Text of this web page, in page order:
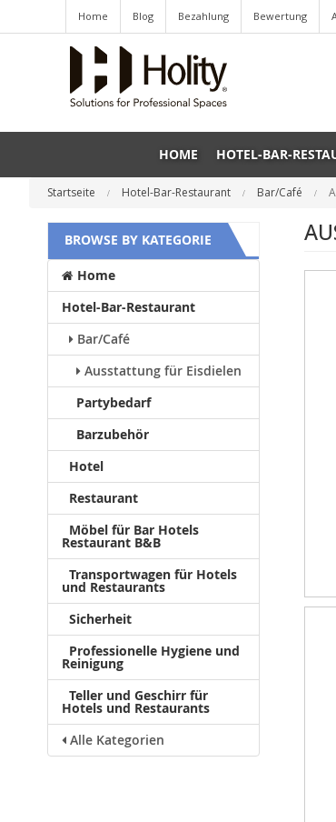
Home Blog Bezahlung Bewertung
HOME HOTEL-BAR-
Startseite Hotel-Bar-Restaurant Bar/Café
BROWSE BY KATEGORIE
Home
Hotel-Bar-Restaurant
Bar/Café
Ausstattung für Eisdielen
Partybedarf
Barzubehör
Hotel
Restaurant
Möbel für Bar Hotels
Restaurant B&B
Transportwagen für Hotels
und Restaurants
Sicherheit
Professionelle Hygiene und
Reinigung
Teller und Geschirr für
Hotels und Restaurants
Alle Kategorien